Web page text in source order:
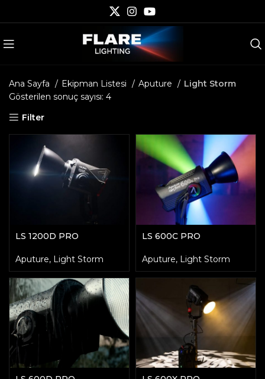
Ana Sayfa Ekipman Listesi Aputure
Light Storm
Gösterilen sonuç sayısı: 4
Filter
LS 1200D PRO
Aputure, Light Storm
LS 600C PRO
Aputure, Light Storm